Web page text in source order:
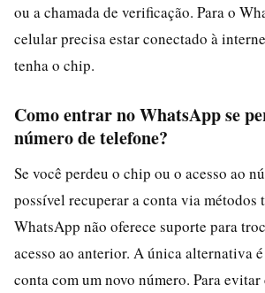
ou a chamada de verificação. Para o
celular precisa estar conectado à
tenha o chip.
Como entrar no WhatsApp se
número de telefone?
Se você perdeu o chip ou o acesso ao
possível recuperar a conta via métodos
WhatsApp não oferece suporte para
acesso ao anterior. A única alternativa
conta com um novo número. Para evitar